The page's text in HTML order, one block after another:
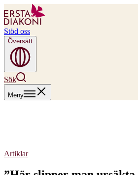
Stöd oss
Översätt
Sök
Meny
Artiklar